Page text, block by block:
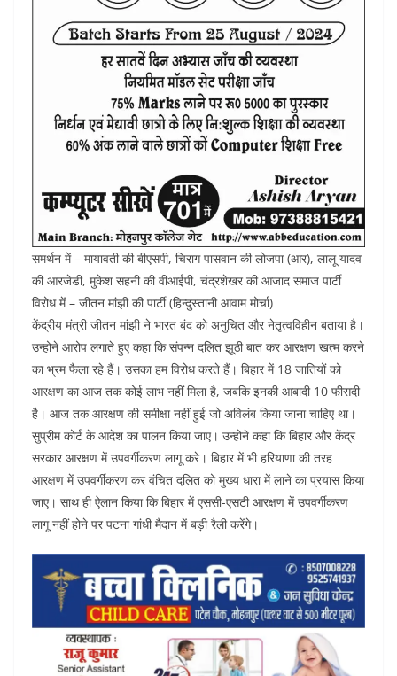
समर्थन में – मायावती की बीएसपी, चिराग पासवान की लोजपा (आर), लालू यादव
की आरजेडी, मुकेश सहनी की वीआईपी, चंद्रशेखर की आजाद समाज पार्टी
विरोध में – जीतन मांझी की पार्टी (हिन्दुस्तानी आवाम मोर्चा)
केंद्रीय मंत्री जीतन मांझी ने भारत बंद को अनुचित और नेतृत्वविहीन बताया है।
उन्होने आरोप लगाते हुए कहा कि संपन्न दलित झूठी बात कर आरक्षण खत्म करने
का भ्रम फैला रहे हैं। उसका हम विरोध करते हैं। बिहार में 18 जातियों को
आरक्षण का आज तक कोई लाभ नहीं मिला है, जबकि इनकी आबादी 10 फीसदी
है। आज तक आरक्षण की समीक्षा नहीं हुई जो अविलंब किया जाना चाहिए था।
सुप्रीम कोर्ट के आदेश का पालन किया जाए। उन्होने कहा कि बिहार और केंद्र
सरकार आरक्षण में उपवर्गीकरण लागू करे। बिहार में भी हरियाणा की तरह
आरक्षण में उपवर्गीकरण कर वंचित दलित को मुख्य धारा में लाने का प्रयास किया
जाए। साथ ही ऐलान किया कि बिहार में एससी-एसटी आरक्षण में उपवर्गीकरण
लागू नहीं होने पर पटना गांधी मैदान में बड़ी रैली करेंगे।